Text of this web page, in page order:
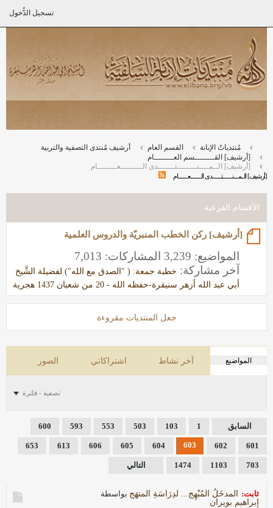
تسجيل الدُّخول
مُنتدياتُ الإبانة القسم العام
أرشيف مُنتدى التصفية والتربية
[أرشيف] القــــــــسم العــــــــام
[أرشيف] الــمــــنــــــــتـــــــدى الـــــــــعــــــــام
[أرشيف] الــمــــنــــــــتـــــــدى الـــــــــعــــــــام
الأقسام الفرعية
[أرشيف] ركن الخطب المنبريّة والدروس العلمية
المواضيع: 3,239 المشاركات: 7,013
آخر مشاركة: خطبة جمعة: ( "الصدق مع الله") لفضيلة الشَّيخ
أبي عبد الله أزهر سنيقرة-حفظه الله - 20 من شعبان 1437 هجرية
جعل المنتديات مقروءة
المواضيع آخر نشاط اشتراكاتي الصور
تصفية - فلترة
السابق 1
103
503
553
593
600
601
602
603
604
605
606
613
653
703
1103
1474 التالي
ثابت: المدخَلُ المُبْهِج... لدِرَاسَةِ المنهَج بواسطة
إبراهيم بويران